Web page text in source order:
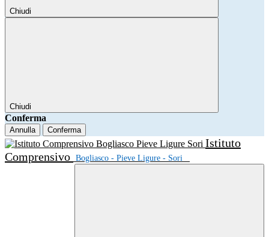
Chiudi
Chiudi
Conferma
Annulla Conferma
Istituto
Comprensivo Bogliasco - Pieve Ligure - Sori